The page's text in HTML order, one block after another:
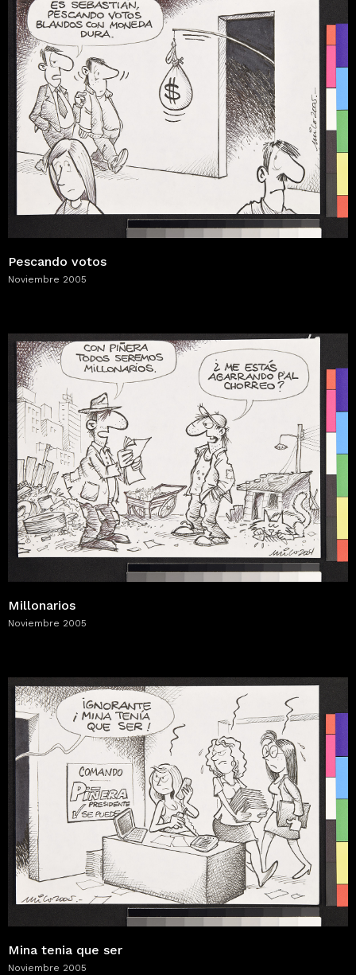
Pescando votos
Noviembre 2005
Millonarios
Noviembre 2005
Mina tenia que ser
Noviembre 2005